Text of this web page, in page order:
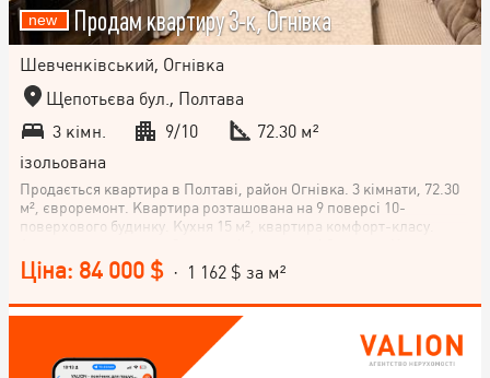
Продам квартиру 3-к, Огнівка
Шевченківський, Огнівка
Щепотьєва бул., Полтава
3 кімн.
9/10
72.30 м²
ізольована
Продається квартира в Полтаві, район Огнівка. 3 кімнати, 72.30
м², євроремонт. Квартира розташована на 9 поверсі 10-
поверхового будинку. Кухня 15 м², квартира комфорт-класу.
охайна, суха та доглянута . Переваги розташування: поруч школа
та дитячий садок; ринок; супермаркет; зупинка громадського
транспорту; тихий та комфортний район для проживання.
Ціна: 84 000 $ · 1 162 $ за м²